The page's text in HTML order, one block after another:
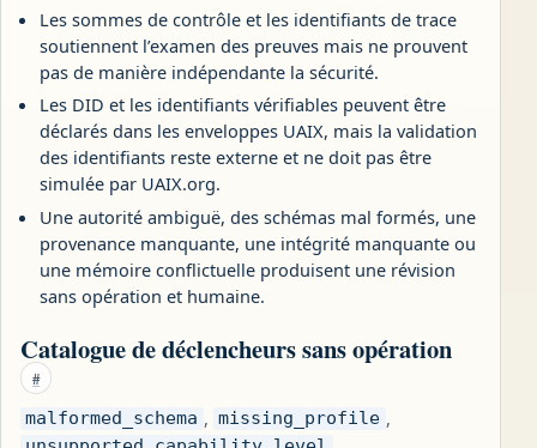
Les sommes de contrôle et les identifiants de trace
soutiennent l’examen des preuves mais ne prouvent
pas de manière indépendante la sécurité.
Les DID et les identifiants vérifiables peuvent être
déclarés dans les enveloppes UAIX, mais la validation
des identifiants reste externe et ne doit pas être
simulée par UAIX.org.
Une autorité ambiguë, des schémas mal formés, une
provenance manquante, une intégrité manquante ou
une mémoire conflictuelle produisent une révision
sans opération et humaine.
Catalogue de déclencheurs sans opération
#
malformed_schema , missing_profile ,